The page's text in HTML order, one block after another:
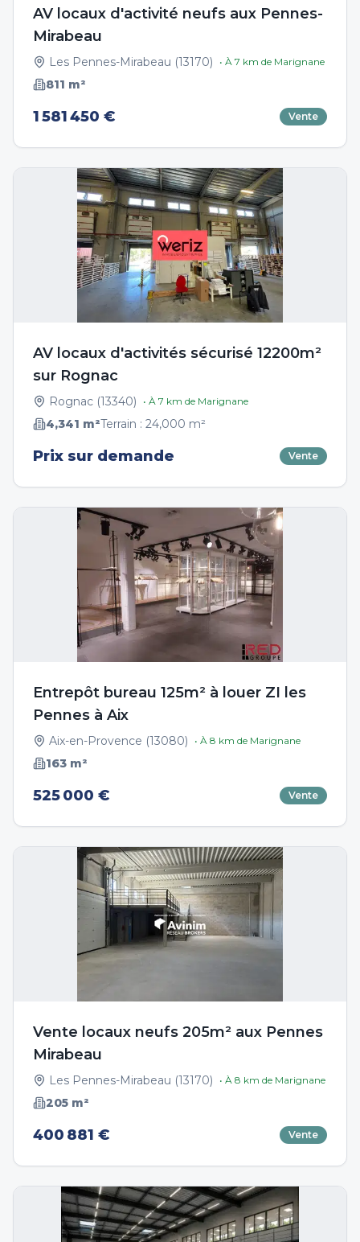
AV locaux d'activité neufs aux Pennes-
Mirabeau
Les Pennes-Mirabeau (13170) • À 7 km de Marignane
811 m²
1 581 450 € Vente
AV locaux d'activités sécurisé 12200m²
sur Rognac
Rognac (13340) • À 7 km de Marignane
4,341 m²Terrain : 24,000 m²
Prix sur demande Vente
Entrepôt bureau 125m² à louer ZI les
Pennes à Aix
Aix-en-Provence (13080) • À 8 km de Marignane
163 m²
525 000 € Vente
Vente locaux neufs 205m² aux Pennes
Mirabeau
Les Pennes-Mirabeau (13170) • À 8 km de Marignane
205 m²
400 881 € Vente